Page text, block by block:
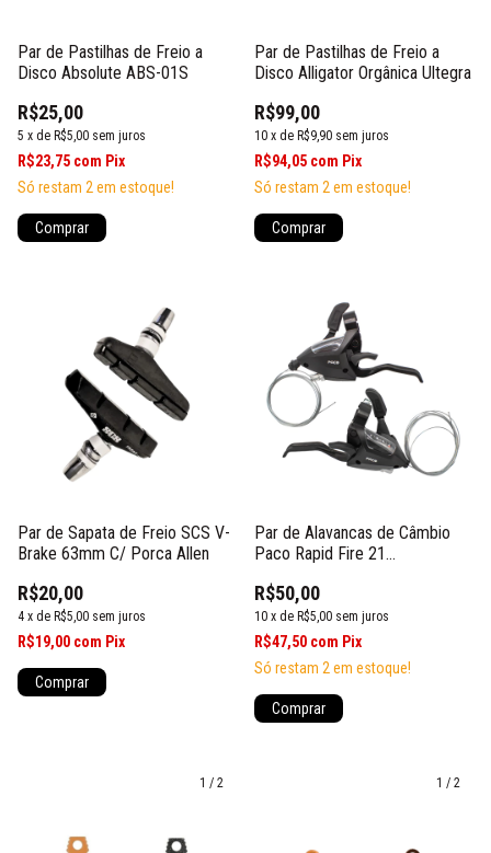
Par de Pastilhas de Freio a
Disco Absolute ABS-01S
R$25,00
5 x de R$5,00 sem juros
R$23,75 com Pix
Só restam 2 em estoque!
Par de Pastilhas de Freio a
Disco Alligator Orgânica Ultegra
R$99,00
10 x de R$9,90 sem juros
R$94,05 com Pix
Só restam 2 em estoque!
Par de Sapata de Freio SCS V-
Brake 63mm C/ Porca Allen
R$20,00
4 x de R$5,00 sem juros
R$19,00 com Pix
Par de Alavancas de Câmbio
Paco Rapid Fire 21
R$50,00
10 x de R$5,00 sem juros
R$47,50 com Pix
Só restam 2 em estoque!
1 / 2 1 / 2